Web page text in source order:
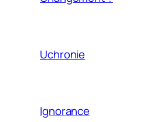
Uchronie
Ignorance